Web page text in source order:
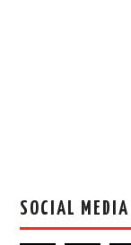
SOCIAL MEDIA